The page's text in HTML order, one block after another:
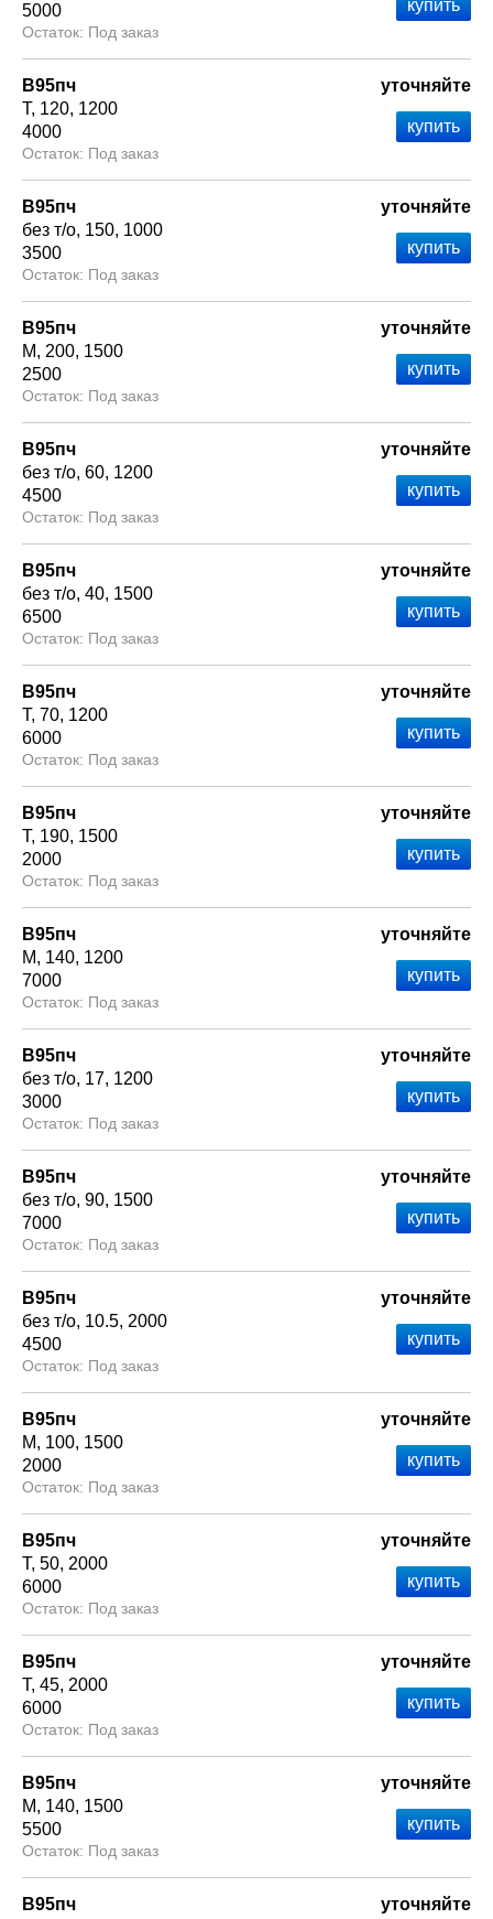
5000
Под заказ
В95пч
Т 120 1200
4000
Под заказ
уточняйте
В95пч
без т/о 150 1000
3500
Под заказ
уточняйте
В95пч
М
200 1500
2500
Под заказ
уточняйте
В95пч
без т/о 60 1200
4500
Под заказ
уточняйте
В95пч
без т/о 40 1500
6500
Под заказ
уточняйте
В95пч
Т 70 1200
6000
Под заказ
уточняйте
В95пч
Т 190 1500
2000
Под заказ
уточняйте
В95пч
М
140 1200
7000
Под заказ
уточняйте
В95пч
без т/о 17 1200
3000
Под заказ
уточняйте
В95пч
без т/о 90 1500
7000
Под заказ
уточняйте
В95пч
без т/о 10.5 2000
4500
Под заказ
уточняйте
В95пч
М
100 1500
2000
Под заказ
уточняйте
В95пч
Т 50 2000
6000
Под заказ
уточняйте
В95пч
Т 45 2000
6000
Под заказ
уточняйте
В95пч
М
140 1500
5500
Под заказ
уточняйте
В95пч
уточняйте